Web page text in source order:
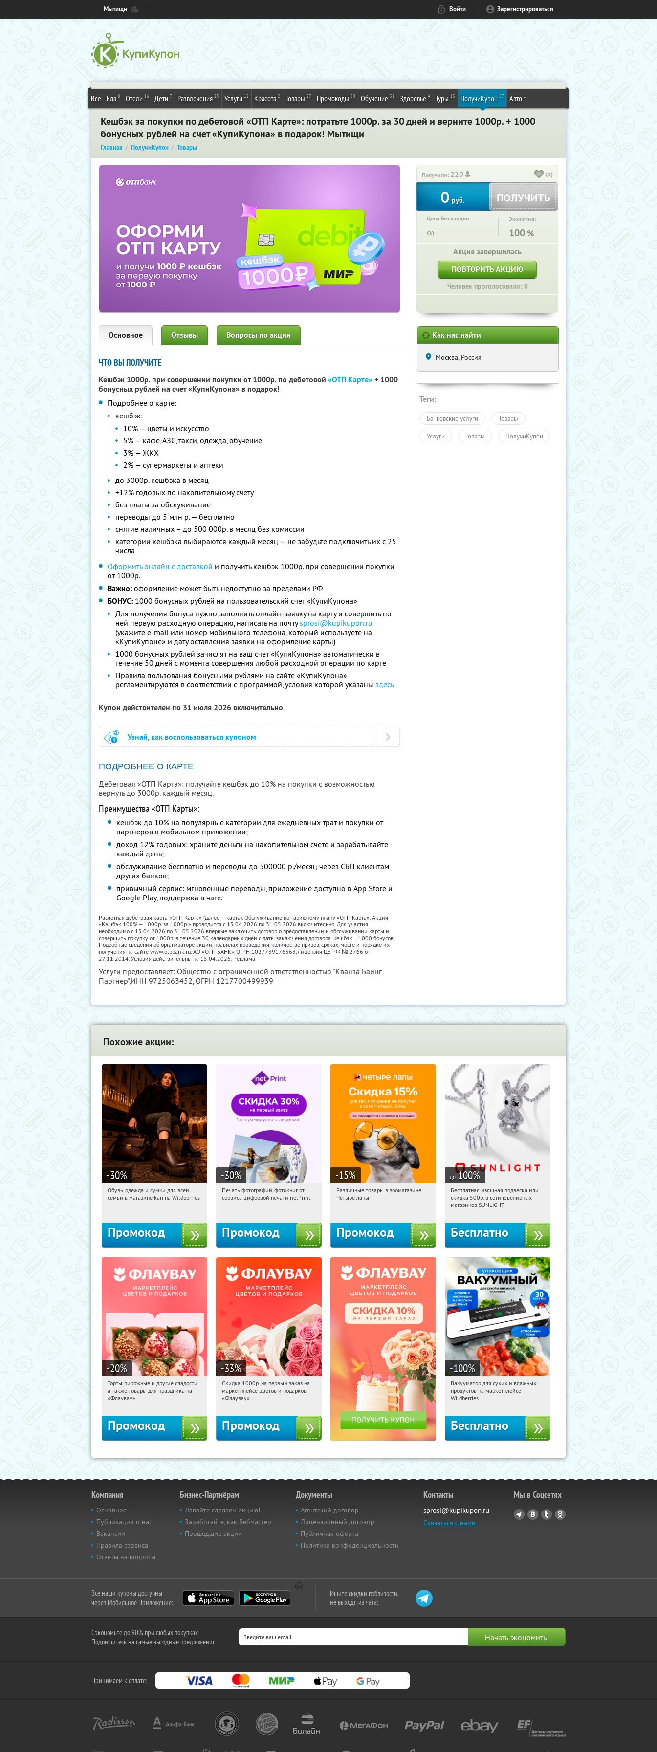
Мытищи Войти Зарегистрироваться
Все Еда 8 Отели 16 Дети 7 Развлечения 25 Услуги 12 Красота 2 Товары 27 Промокоды 50 Обучение 31 Здоровье 4 Туры 13 ПолучиКупон 87 Авто 1
Кешбэк за покупки по дебетовой «ОТП Карте»: потратьте 1000р. за 30 дней и верните 1000р. + 1000
бонусных рублей на счет «КупиКупона» в подарок! Мытищи
Главная ПолучиКупон Товары
Получили: 220 (0)
0 руб. ПОЛУЧИТЬ
Цена без скидки:
∞
Экономия:
100 %
Акция завершилась
ПОВТОРИТЬ АКЦИЮ
Человек проголосовало: 0
Основное Отзывы Вопросы по акции
ЧТО ВЫ ПОЛУЧИТЕ
Кешбэк 1000р. при совершении покупки от 1000р. по дебетовой «ОТП Карте»+ 1000
бонусных рублей на счет «КупиКупона» в подарок!
Подробнее о карте:
кешбэк:
10% — цветы и искусство
5% — кафе, АЗС, такси, одежда, обучение
3% — ЖКХ
2% — супермаркеты и аптеки
до 3000р. кешбэка в месяц
+12% годовых по накопительному счёту
без платы за обслуживание
переводы до 5 млн р. — бесплатно
снятие наличных – до 500 000р. в месяц без комиссии
категории кешбэка выбираются каждый месяц — не забудьте подключить их с 25
числа
Оформить онлайн с доставкой и получить кешбэк 1000р. при совершении покупки
от 1000р.
Важно: оформление может быть недоступно за пределами РФ
БОНУС: 1000 бонусных рублей на пользовательский счет «КупиКупона»
Для получения бонуса нужно заполнить онлайн-заявку на карту и совершить по
ней первую расходную операцию, написать на почтуsprosi@kupikupon.ru
(укажите e-mail или номер мобильного телефона, который используете на
«КупиКупоне» и дату оставления заявки на оформление карты)
1000 бонусных рублей зачислят на ваш счет «КупиКупона» автоматически в
течение 50 дней с момента совершения любой расходной операции по карте
Правила пользования бонусными рублями на сайте «КупиКупона»
регламентируются в соответствии с программой, условия которой указаны здесь
Купон действителен по 31 июля 2026 включительно
Узнай, как воспользоваться купоном
ПОДРОБНЕЕ О КАРТЕ
Дебетовая «ОТП Карта»: получайте кешбэк до 10% на покупки с возможностью
вернуть до 3000р. каждый месяц.
Преимущества «ОТП Карты»:
кешбэк до 10% на популярные категории для ежедневных трат и покупки от
партнеров в мобильном приложении;
доход 12% годовых: храните деньги на накопительном счете и зарабатывайте
каждый день;
обслуживание бесплатно и переводы до 500000 р./месяц через СБП клиентам
других банков;
привычный сервис: мгновенные переводы, приложение доступно в App Store и
Google Play, поддержка в чате.
Расчетная дебетовая карта «ОТП Карта» (далее — карта). Обслуживание по тарифному плану «ОТП Карта». Акция
«Кэшбэк 100% — 1000р. за 1000р.» проводится с 15.04.2026 по 31.05.2026 включительно. Для участия
необходимо с 15.04.2026 по 31.05.2026 впервые заключить договор о предоставлении и обслуживании карты и
совершить покупку от 1000р. в течение 30 календарных дней с даты заключения договора. Кешбэк = 1000 бонусов.
Подробные сведения об организаторе акции, правилах проведения, количестве призов, сроках, месте и порядке их
получения на сайте www.otpbank.ru. АО «ОТП БАНК», ОГРН 1027739176563, лицензия ЦБ РФ № 2766 от
27.11.2014. Условия действительны на 15.04.2026. Реклама
Услуги предоставляет: Общество с ограниченной ответственностью "Кванза Баинг
Партнер",ИНН 9725063452, ОГРН 1217700499939
Как нас найти
Москва, Россия
Теги:
Банковские услуги Товары
Услуги Товары ПолучиКупон
Похожие акции:
-30%
19:09:00 Получили:
Обувь, одежда и сумки для всей
семьи в магазине kari на Wildberries
Промокод
-30%
19:09:00 Получили:
Печать фотографий, фотокниг от
сервиса цифровой печати netPrint
Промокод
-15%
19:09:00
Получи первым!
Различные товары в зоомагазине
Четыре лапы
Промокод
до 100%
19:09:00 Получили:
Россия
Бесплатная изящная подвеска или
скидка 500р. в сети ювелирных
магазинов SUNLIGHT
Бесплатно
-20%
19:09:00 Получили:
Россия
Торты, пирожные и другие сладости,
а также товары для праздника на
«Флаувау»
Промокод
-33%
19:09:00 Получили:
Россия
Скидка 1000р. на первый заказ на
маркетплейсе цветов и подарков
«Флаувау»
Промокод
-100%
19:09:00 Получили:186
Россия
Вакууматор для сухих и влажных
продуктов на маркетплейсе
Wildberries
Бесплатно
Компания
Основное
Публикации о нас
Вакансии
Правила сервиса
Ответы на вопросы
Бизнес-Партнёрам
Давайте сделаем акцию!
Заработайте, как Вебмастер
Прошедшие акции
Документы
Агентский договор
Лицензионный договор
Публичная оферта
Политика конфиденциальности
Контакты
sprosi@kupikupon.ru
Связаться с нами
Мы в Соцсетях
Все наши купоны доступны
через Мобильное Приложение:
Ищите скидки поблизости,
не выходя из чата:
Сэкономьте до 90% при любых покупках
Подпишитесь на самые выгодные предложения
Принимаем к оплате: